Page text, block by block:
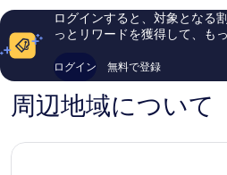
ミ
件
件
コ
ミ
ログインすると、対象となる
っとリワードを獲得して、も
ログイン 無料で登録
周辺地域について